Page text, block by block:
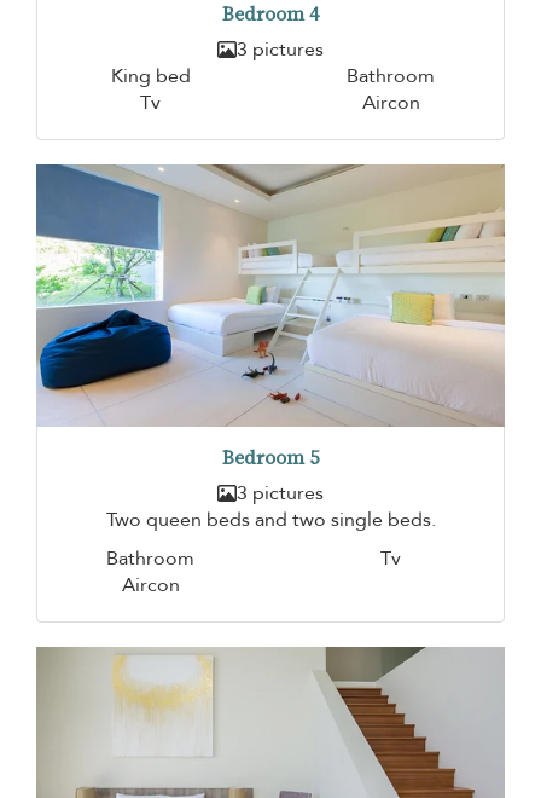
Bedroom 4
3 pictures
King bed
Bathroom
Tv
Aircon
Bedroom 5
3 pictures
Two queen beds and two single beds.
Bathroom
Tv
Aircon